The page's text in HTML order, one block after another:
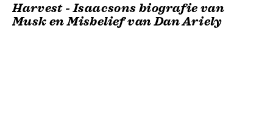
Harvest - Isaacsons biografie van
Musk en Misbelief van Dan Ariely